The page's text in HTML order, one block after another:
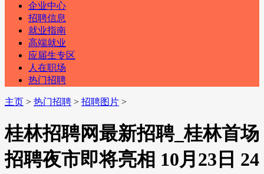
企业中心
招聘信息
就业指南
高端就业
应届生专区
人在职场
热门招聘
主页 > 热门招聘 > 招聘图片 >
桂林招聘网最新招聘_桂林首场
招聘夜市即将亮相 10月23日 24